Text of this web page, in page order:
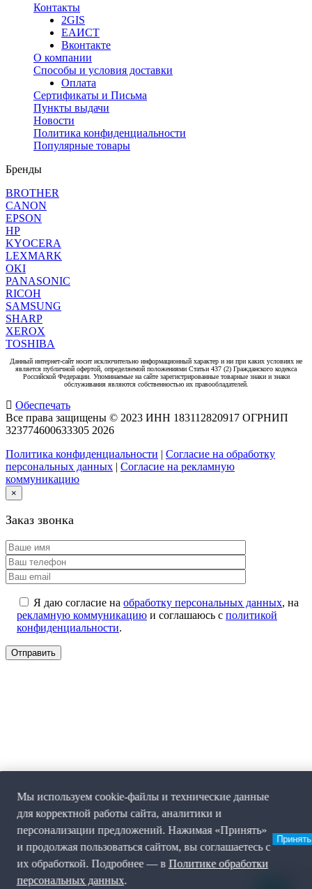
Контакты
2GIS
ЕАИСТ
Вконтакте
О компании
Способы и условия доставки
Оплата
Сертификаты и Письма
Пункты выдачи
Новости
Политика конфиденциальности
Популярные товары
Бренды
BROTHER
CANON
EPSON
HP
KYOCERA
LEXMARK
OKI
PANASONIC
RICOH
SAMSUNG
SHARP
XEROX
TOSHIBA
Данный интернет-сайт носит исключительно информационный характер и ни при каких условиях не
является публичной офертой, определяемой положениями Статьи 437 (2) Гражданского кодекса
Российской Федерации. Упоминаемые на сайте зарегистрированные товарные знаки и знаки
обслуживания являются собственностью их правообладателей.
Обеспечать
Все права защищены © 2023 ИНН 183112820917 ОГРНИП
323774600633305 2026
Политика конфиденциальности | Согласие на обработку
персональных данных | Согласие на рекламную
коммуникацию
×
Заказ звонка
Я даю согласие на обработку персональных данных, на
рекламную коммуникацию и соглашаюсь с политикой
конфиденциальности.
Мы используем cookie-файлы и технические данные
для корректной работы сайта, аналитики и
персонализации предложений. Нажимая «Принять»
и продолжая пользоваться сайтом, вы соглашаетесь с
их обработкой. Подробнее — в Политике обработки
персональных данных.
Принять